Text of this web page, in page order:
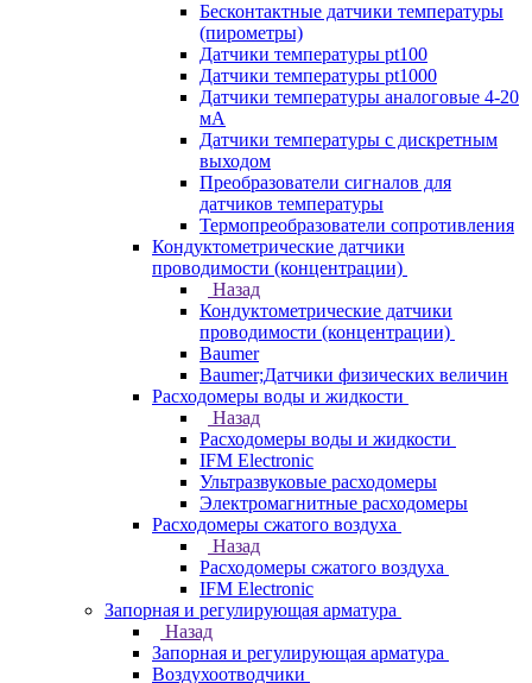
Бесконтактные датчики температуры
(пирометры)
Датчики температуры pt100
Датчики температуры pt1000
Датчики температуры аналоговые 4-20
мА
Датчики температуры с дискретным
выходом
Преобразователи сигналов для
датчиков температуры
Термопреобразователи сопротивления
Кондуктометрические датчики
проводимости (концентрации)
Назад
Кондуктометрические датчики
проводимости (концентрации)
Baumer
Baumer;Датчики физических величин
Расходомеры воды и жидкости
Назад
Расходомеры воды и жидкости
IFM Electronic
Ультразвуковые расходомеры
Электромагнитные расходомеры
Расходомеры сжатого воздуха
Назад
Расходомеры сжатого воздуха
IFM Electronic
Запорная и регулирующая арматура
Назад
Запорная и регулирующая арматура
Воздухоотводчики